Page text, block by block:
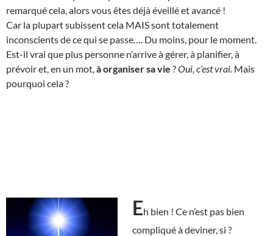
remarqué cela, alors vous êtes déjà éveillé et avancé !
Car la plupart subissent cela MAIS sont totalement
inconscients de ce qui se passe…. Du moins, pour le moment.
Est-il vrai que plus personne n’arrive à gérer, à planifier, à
prévoir et, en un mot, à organiser sa vie ?Oui, c’est vrai. Mais
pourquoi cela ?
Eh bien ! Ce n’est pas bien
compliqué à deviner, si ?